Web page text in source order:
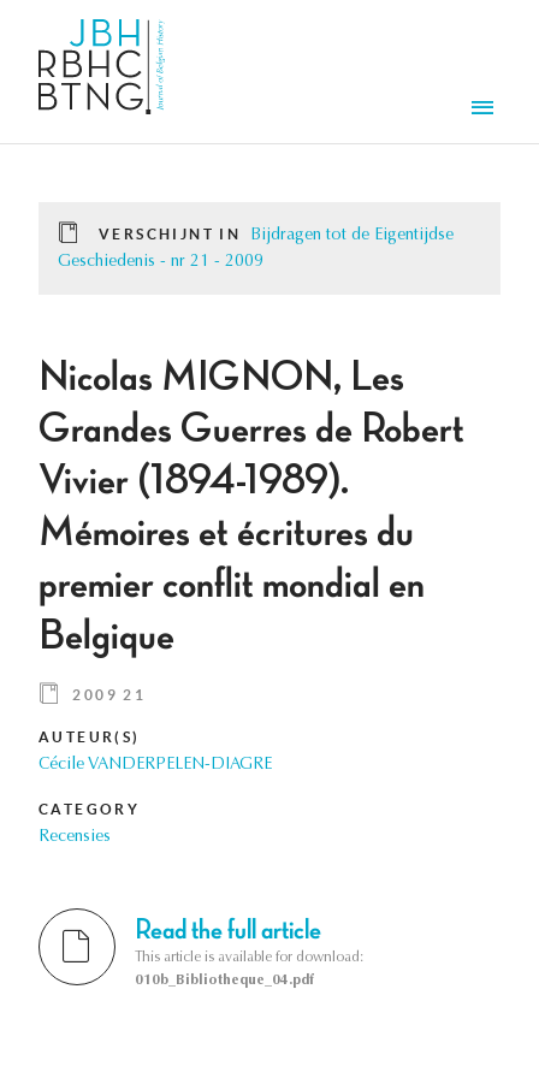
VERSCHIJNT IN
Bijdragen tot de Eigentijdse
Geschiedenis - nr 21 - 2009
Nicolas MIGNON, Les
Grandes Guerres de Robert
Vivier (1894-1989).
Mémoires et écritures du
premier conflit mondial en
Belgique
2009 21
AUTEUR(S)
Cécile VANDERPELEN-DIAGRE
CATEGORY
Recensies
Read the full article
This article is available for download:
010b_Bibliotheque_04.pdf